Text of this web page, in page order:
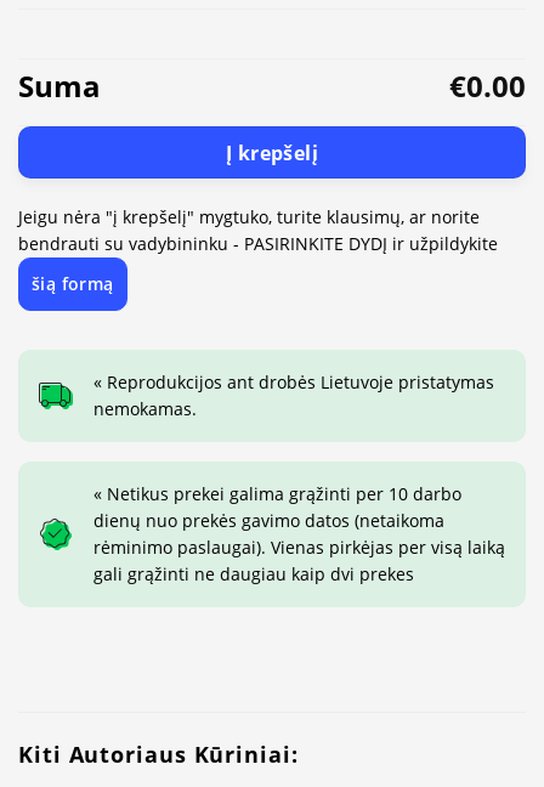
Suma €0.00
Į krepšelį
Jeigu nėra "į krepšelį" mygtuko, turite klausimų, ar norite
bendrauti su vadybininku - PASIRINKITE DYDĮ ir užpildykite
šią formą
« Reprodukcijos ant drobės Lietuvoje pristatymas
nemokamas.
« Netikus prekei galima grąžinti per 10 darbo
dienų nuo prekės gavimo datos (netaikoma
rėminimo paslaugai). Vienas pirkėjas per visą laiką
gali grąžinti ne daugiau kaip dvi prekes
Kiti Autoriaus Kūriniai: